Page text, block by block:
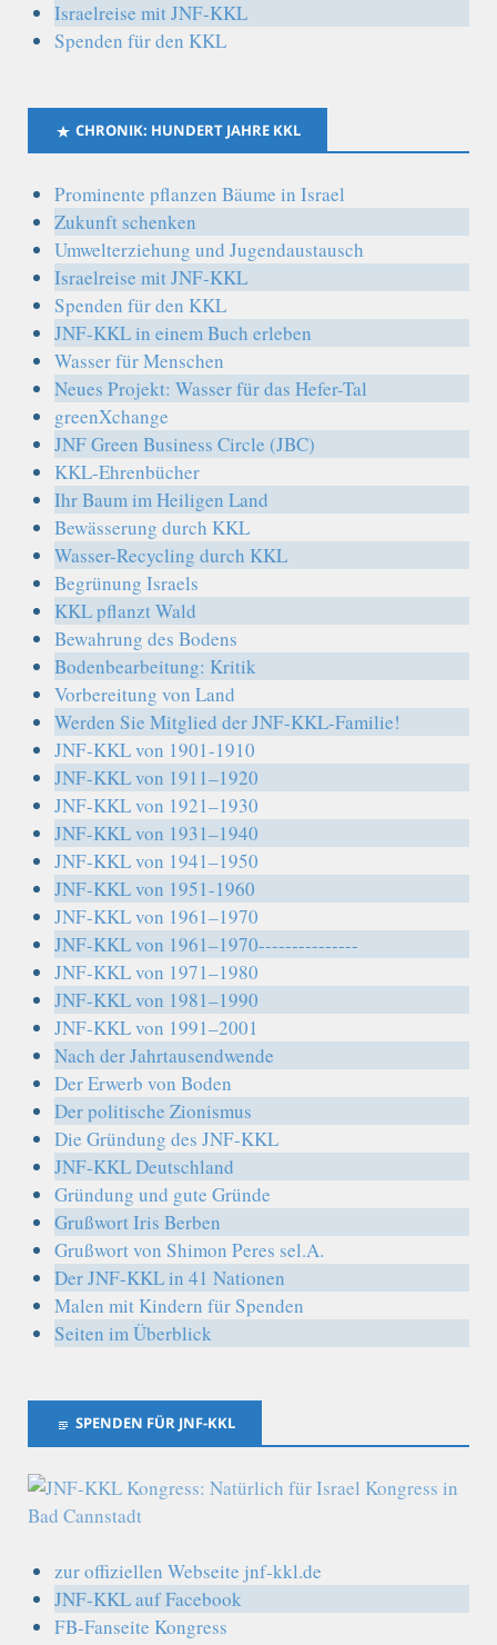
Israelreise mit JNF-KKL
Spenden für den KKL
CHRONIK: HUNDERT JAHRE KKL
Prominente pflanzen Bäume in Israel
Zukunft schenken
Umwelterziehung und Jugendaustausch
Israelreise mit JNF-KKL
Spenden für den KKL
JNF-KKL in einem Buch erleben
Wasser für Menschen
Neues Projekt: Wasser für das Hefer-Tal
greenXchange
JNF Green Business Circle (JBC)
KKL-Ehrenbücher
Ihr Baum im Heiligen Land
Bewässerung durch KKL
Wasser-Recycling durch KKL
Begrünung Israels
KKL pflanzt Wald
Bewahrung des Bodens
Bodenbearbeitung: Kritik
Vorbereitung von Land
Werden Sie Mitglied der JNF-KKL-Familie!
JNF-KKL von 1901-1910
JNF-KKL von 1911–1920
JNF-KKL von 1921–1930
JNF-KKL von 1931–1940
JNF-KKL von 1941–1950
JNF-KKL von 1951-1960
JNF-KKL von 1961–1970
JNF-KKL von 1961–1970---------------
JNF-KKL von 1971–1980
JNF-KKL von 1981–1990
JNF-KKL von 1991–2001
Nach der Jahrtausendwende
Der Erwerb von Boden
Der politische Zionismus
Die Gründung des JNF-KKL
JNF-KKL Deutschland
Gründung und gute Gründe
Grußwort Iris Berben
Grußwort von Shimon Peres sel.A.
Der JNF-KKL in 41 Nationen
Malen mit Kindern für Spenden
Seiten im Überblick
SPENDEN FÜR JNF-KKL
zur offiziellen Webseite jnf-kkl.de
JNF-KKL auf Facebook
FB-Fanseite Kongress